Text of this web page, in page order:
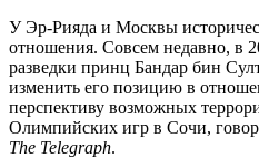
У Эр-Рияда и Москвы
отношения. Совсем недавно, в
разведки принц Бандар бин
изменить его позицию в
перспективу возможных
Олимпийских игр в Сочи,
The Telegraph.